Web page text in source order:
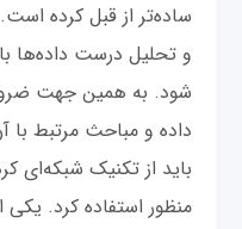
ساده‌تر از قبل کرده
و تحلیل درست داده‌ها
شود. به همین جهت
داده و مباحث مرتبط با
باید از تکنیک شبکه‌ای
منظور استفاده کرد.